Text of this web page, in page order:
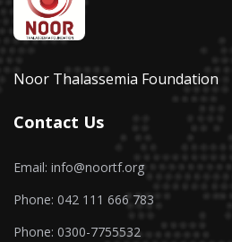
Noor Thalassemia Foundation
Contact Us
Email: info@noortf.org
Phone: 042 111 666 783
Phone: 0300-7755532